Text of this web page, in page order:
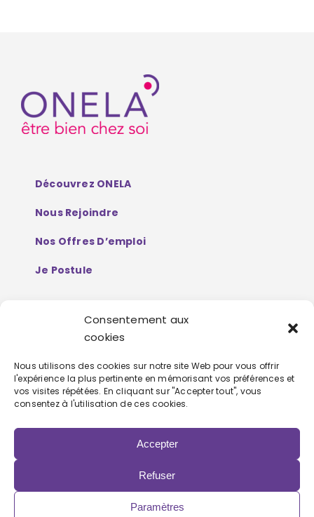
Consentement aux
cookies
Nous utilisons des cookies sur notre site Web pour vous offrir
l'expérience la plus pertinente en mémorisant vos préférences et
vos visites répétées. En cliquant sur "Accepter tout", vous
consentez à l'utilisation de ces cookies.
Accepter
Refuser
Paramètres
Découvrez ONELA
Nous Rejoindre
Nos Offres D’emploi
Je Postule
Mentions Légales
Politique De Protection De Données
Personnelles